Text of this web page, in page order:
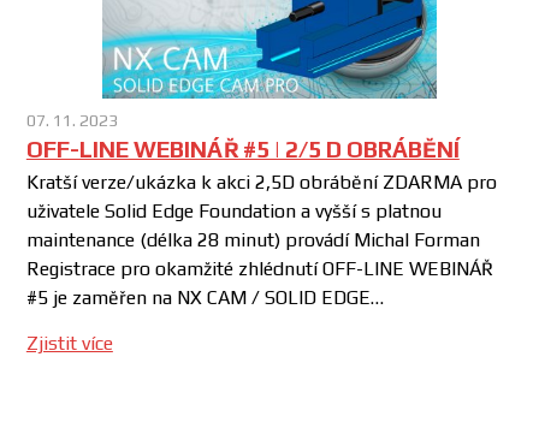
07. 11. 2023
OFF-LINE WEBINÁŘ #5 | 2/5 D OBRÁBĚNÍ
Kratší verze/ukázka k akci 2,5D obrábění ZDARMA pro
uživatele Solid Edge Foundation a vyšší s platnou
maintenance (délka 28 minut) provádí Michal Forman
Registrace pro okamžité zhlédnutí OFF-LINE WEBINÁŘ
#5 je zaměřen na NX CAM / SOLID EDGE…
Zjistit více